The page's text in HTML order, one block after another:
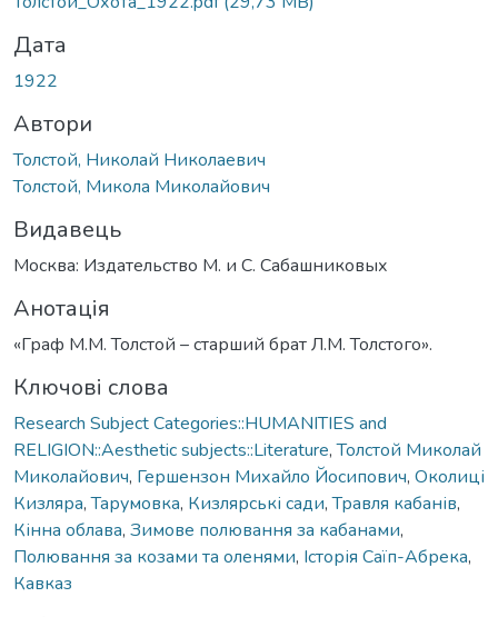
Дата
1922
Автори
Толстой, Николай Николаевич
Толстой, Микола Миколайович
Видавець
Москва: Издательство М. и С. Сабашниковых
Анотація
«Граф М.М. Толстой – старший брат Л.М. Толстого».
Ключові слова
Research Subject Categories::HUMANITIES and
RELIGION::Aesthetic subjects::Literature,Толстой Миколай
Миколайович, Гершензон Михайло Йосипович, Околиці
Кизляра,Тарумовка, Кизлярські сади,Травля кабанів,
Кінна облава, Зимове полювання за кабанами,
Полювання за козами та оленями, Історія Саїп-Абрека,
Кавказ